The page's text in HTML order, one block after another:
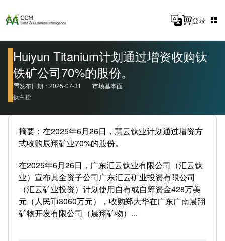
登录
Huiyun Titanium计划通过增资收购钛
铁矿公司70%的股份。
发布日期：2025-07-31
市场基本面
钛白粉
摘要：在2025年6月26日，慧云钛业计划通过增资方
式收购辰翔矿业70%的股份。
在2025年6月26日，广东汇云钛业有限公司（汇云钛
业）宣布其全资子公司广东汇云矿业投资有限公司
（汇云矿业投资）计划使用自有或自筹资金428万美
元（人民币3060万元），收购郑大华在广东广南晨翔
矿物开发有限公司（晨翔矿物）...